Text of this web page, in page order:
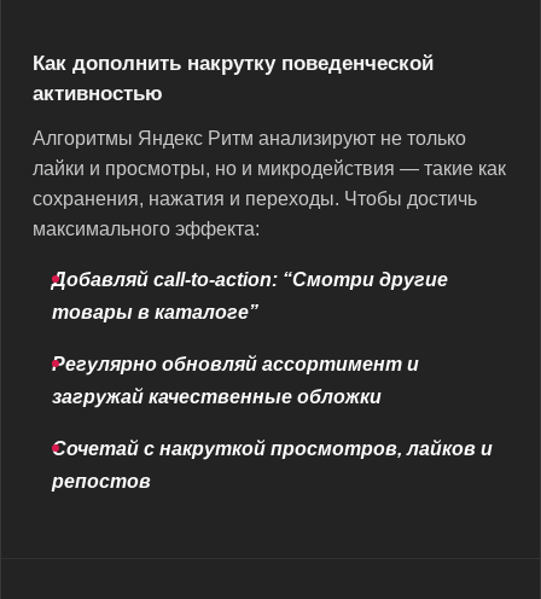
Как дополнить накрутку поведенческой
активностью
Алгоритмы Яндекс Ритм анализируют не только
лайки и просмотры, но и микродействия — такие как
сохранения, нажатия и переходы. Чтобы достичь
максимального эффекта:
Добавляй call-to-action: “Смотри другие
товары в каталоге”
Регулярно обновляй ассортимент и
загружай качественные обложки
Сочетай с накруткой просмотров, лайков и
репостов